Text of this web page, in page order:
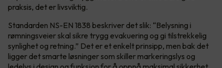
praksis, det er livsviktig.
Standarden NS-EN 1838 beskriver det slik: “Belysning i
rømningsveier skal sikre trygg evakuering og gi tilstrekkelig
synlighet og retning.” Det er et enkelt prinsipp, men bak det
ligger det smarte løsninger som skiller markeringslys og